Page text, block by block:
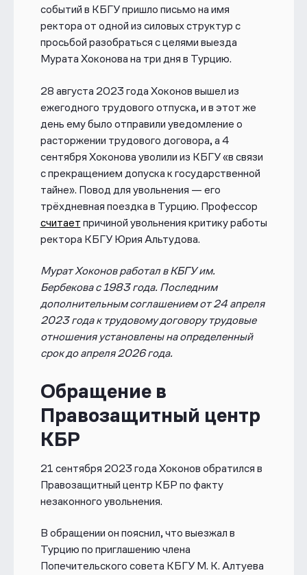
событий в КБГУ пришло письмо на имя
ректора от одной из силовых структур с
просьбой разобраться с целями выезда
Мурата Хоконова на три дня в Турцию.
28 августа 2023 года Хоконов вышел из
ежегодного трудового отпуска, и в этот же
день ему было отправили уведомление о
расторжении трудового договора, а 4
сентября Хоконова уволили из КБГУ«в связи
с прекращением допуска к государственной
тайне». Повод для увольнения — его
трёхдневная поездка в Турцию. Профессор
считает причиной увольнения критику работы
ректора КБГУ Юрия Альтудова.
МуратХоконов работал в КБГУ им.
Бербекова с 1983 года. Последним
дополнительным соглашением от 24 апреля
2023 года к трудовому договору трудовые
отношения установлены на определенный
срок до апреля 2026 года.
Обращение в
Правозащитный центр
КБР
21 сентября 2023 года Хоконов обратился в
Правозащитный центр КБР по факту
незаконного увольнения.
В обращении он пояснил, что выезжал в
Турцию по приглашению члена
Попечительского совета КБГУ М. К. Алтуева